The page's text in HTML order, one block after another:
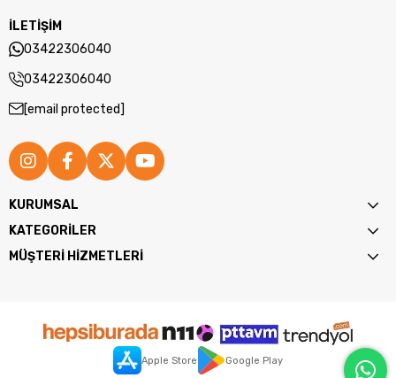
İLETİŞİM
03422306040
03422306040
[email protected]
KURUMSAL
KATEGORİLER
MÜŞTERİ HİZMETLERİ
Apple Store Google Play